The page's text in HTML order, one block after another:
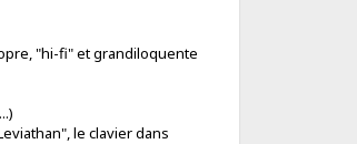
"hi-fi" et grandiloquente
le clavier dans